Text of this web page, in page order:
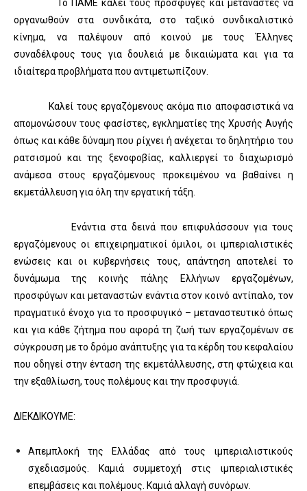
Το ΠΑΜΕ καλεί τους πρόσφυγες και μετανάστες να
οργανωθούν στα συνδικάτα, στο ταξικό συνδικαλιστικό
κίνημα, να παλέψουν από κοινού με τους Έλληνες
συναδέλφους τους για δουλειά με δικαιώματα και για τα
ιδιαίτερα προβλήματα που αντιμετωπίζουν.
Καλεί τους εργαζόμενους ακόμα πιο αποφασιστικά να
απομονώσουν τους φασίστες, εγκληματίες της Χρυσής Αυγής
όπως και κάθε δύναμη που ρίχνει ή ανέχεται το δηλητήριο του
ρατσισμού και της ξενοφοβίας, καλλιεργεί το διαχωρισμό
ανάμεσα στους εργαζόμενους προκειμένου να βαθαίνει η
εκμετάλλευση για όλη την εργατική τάξη.
Ενάντια στα δεινά που επιφυλάσσουν για τους
εργαζόμενους οι επιχειρηματικοί όμιλοι, οι ιμπεριαλιστικές
ενώσεις και οι κυβερνήσεις τους, απάντηση αποτελεί το
δυνάμωμα της κοινής πάλης Ελλήνων εργαζομένων,
προσφύγων και μεταναστών ενάντια στον κοινό αντίπαλο, τον
πραγματικό ένοχο για το προσφυγικό – μεταναστευτικό όπως
και για κάθε ζήτημα που αφορά τη ζωή των εργαζομένων σε
σύγκρουση με το δρόμο ανάπτυξης για τα κέρδη του κεφαλαίου
που οδηγεί στην ένταση της εκμετάλλευσης, στη φτώχεια και
την εξαθλίωση, τους πολέμους και την προσφυγιά.
ΔΙΕΚΔΙΚΟΥΜΕ:
Απεμπλοκή της Ελλάδας από τους ιμπεριαλιστικούς
σχεδιασμούς. Καμιά συμμετοχή στις ιμπεριαλιστικές
επεμβάσεις και πολέμους. Καμιά αλλαγή συνόρων.